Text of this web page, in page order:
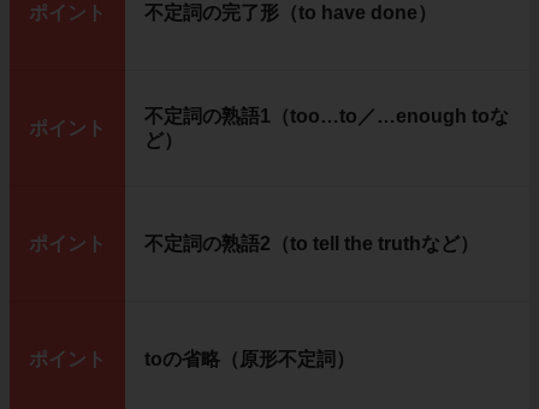
ポイント 不定詞の完了形（to have done）
ポイント
不定詞の熟語1（too…to／…enough toな
ど）
ポイント 不定詞の熟語2（to tell the truthなど）
ポイント toの省略（原形不定詞）